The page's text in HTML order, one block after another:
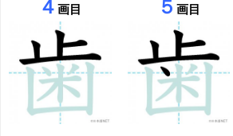
４画目 ５ 画目